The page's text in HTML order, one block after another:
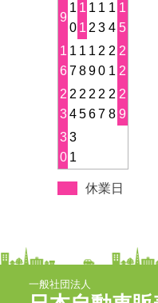
9
1
0
1
1
1
2
1
3
1
4
1
5
1
6
1
7
1
8
1
9
2
0
2
1
2
2
2
3
2
4
2
5
2
6
2
7
2
8
2
9
3
0
3
1
休業日
一般社団法人